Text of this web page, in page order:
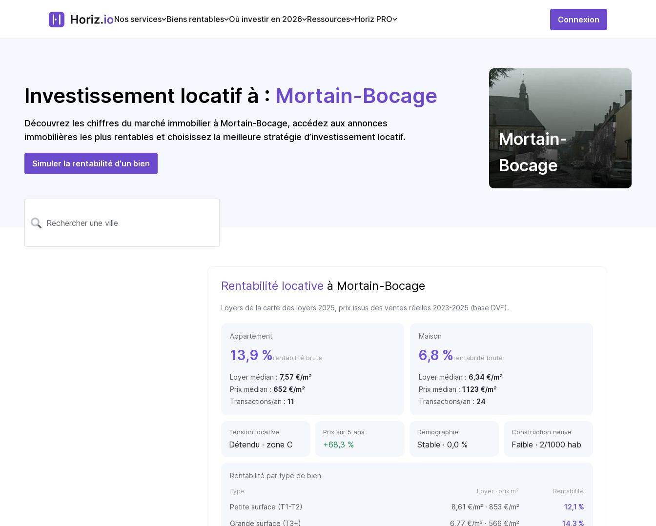
Nos services Biens rentables Où investir en 2026 Ressources Horiz PRO Connexion
Investissement locatif à : Mortain-Bocage
Découvrez les chiffres du marché immobilier à Mortain-Bocage, accédez aux annonces
immobilières les plus rentables et choisissez la meilleure stratégie d’investissement locatif.
Simuler la rentabilité d'un bien
Mortain-
Bocage
Rentabilité locative à Mortain-Bocage
Loyers de la carte des loyers 2025, prix issus des ventes réelles 2023-2025 (base DVF).
Appartement
13,9 %rentabilité brute
Loyer médian : 7,57 €/m²
Prix médian : 652 €/m²
Transactions/an : 11
Maison
6,8 %rentabilité brute
Loyer médian : 6,34 €/m²
Prix médian : 1 123 €/m²
Transactions/an : 24
Tension locative
Détendu · zone C
Prix sur 5 ans
+68,3 %
Démographie
Stable · 0,0 %
Construction neuve
Faible · 2/1000 hab
Rentabilité par type de bien
Type Loyer · prix m² Rentabilité
Petite surface (T1-T2) 8,61 €/m² · 853 €/m²
12,1 %
Grande surface (T3+)
6,77 €/m² · 566 €/m² 14,3 %